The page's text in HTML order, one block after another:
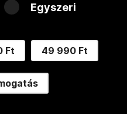
Egyszeri
Ft 49 990 Ft